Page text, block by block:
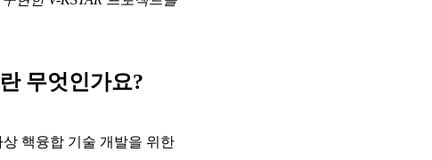
무엇인가요?
핵융합 기술 개발을 위한